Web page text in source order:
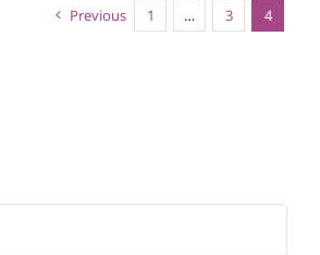
Previous 1 … 3 4